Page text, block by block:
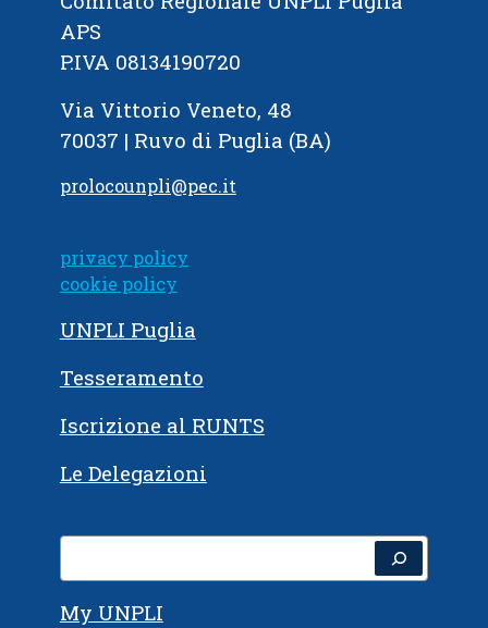
APS
P.IVA 08134190720
Via Vittorio Veneto, 48
70037 | Ruvo di Puglia (BA)
prolocounpli@pec.it
privacy policy
cookie policy
UNPLI Puglia
Tesseramento
Iscrizione al RUNTS
Le Delegazioni
My UNPLI